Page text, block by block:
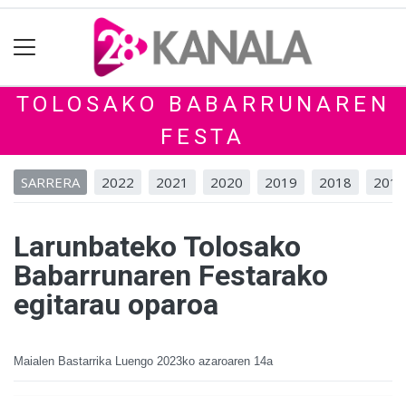
TOLOSAKO BABARRUNAREN
FESTA
SARRERA 2022 2021 2020 2019 2018 2017
Larunbateko Tolosako
Babarrunaren Festarako
egitarau oparoa
Maialen Bastarrika Luengo 2023ko azaroaren 14a